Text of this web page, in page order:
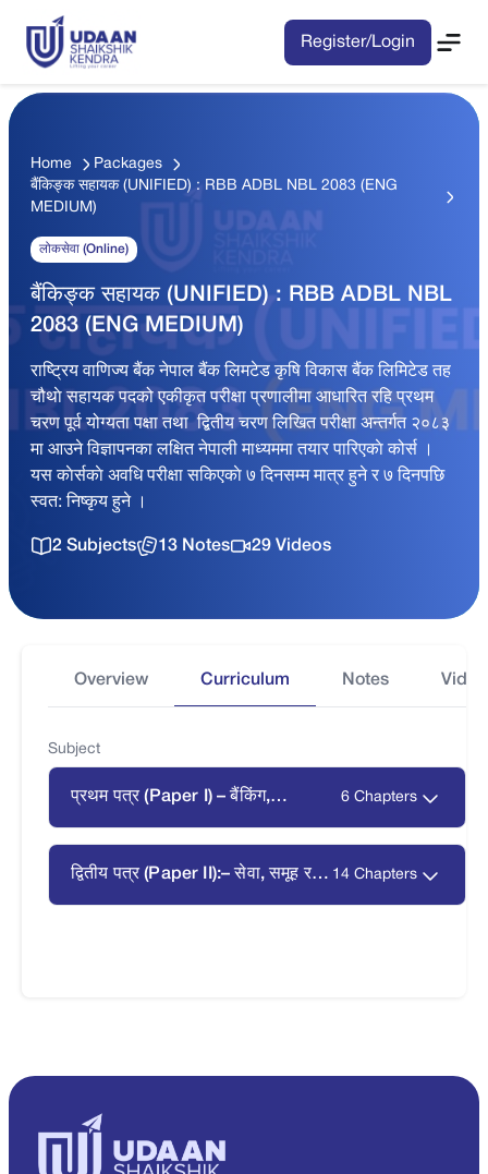
Register/Login
Home
Packages
बैंकिङ्क सहायक (UNIFIED) : RBB ADBL NBL 2083 (ENG
MEDIUM)
लोकसेवा (Online)
बैंकिङ्क सहायक (UNIFIED) : RBB ADBL NBL
2083 (ENG MEDIUM)
राष्ट्रिय वाणिज्य बैंक नेपाल बैंक लिमटेड कृषि विकास बैंक लिमिटेड तह
चौथाे सहायक पदको एकीकृत परीक्षा प्रणालीमा आधारित रहि प्रथम
चरण पूर्व योग्यता पक्षा तथा द्बितीय चरण लिखित परीक्षा अन्तर्गत २०८३
मा आउने विज्ञापनका लक्षित नेपाली माध्यममा तयार पारिएकाे कोर्स ।
यस काेर्सकाे अवधि परीक्षा सकिएकाे ७ दिनसम्म मात्र हुने र ७ दिनपछि
स्वत: निष्कृय हुने ।
2 Subjects 13 Notes 29 Videos
Overview Curriculum Notes
Subject
प्रथम पत्र (Paper I) – बैंकिंग,
6 Chapters
द्वितीय पत्र (Paper II):– सेवा, समूह र
14 Chapters